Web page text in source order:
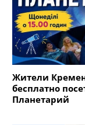
Жители
бесплатно
Планетарий